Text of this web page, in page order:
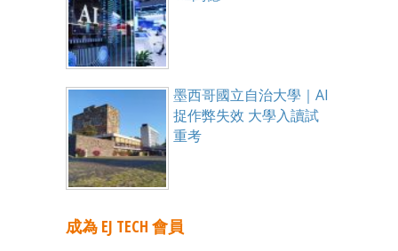
墨西哥國立自治大學｜AI
捉作弊失效 大學入讀試
重考
成為 EJ TECH 會員